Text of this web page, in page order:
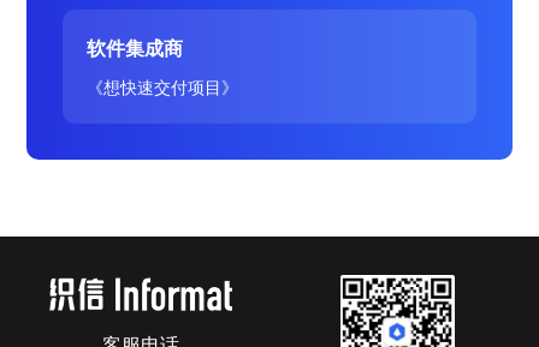
软件集成商
《想快速交付项目》